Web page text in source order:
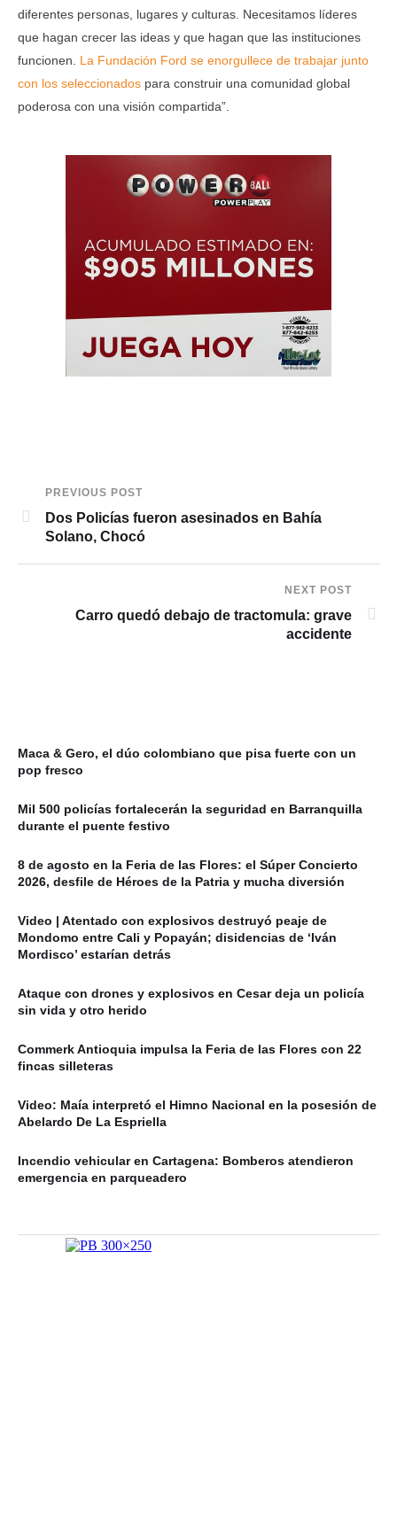
diferentes personas, lugares y culturas. Necesitamos líderes
que hagan crecer las ideas y que hagan que las instituciones
funcionen. La Fundación Ford se enorgullece de trabajar junto
con los seleccionados para construir una comunidad global
poderosa con una visión compartida”.
PREVIOUS POST
Dos Policías fueron asesinados en Bahía
Solano, Chocó
NEXT POST
Carro quedó debajo de tractomula: grave
accidente
Maca & Gero, el dúo colombiano que pisa fuerte con un
pop fresco
Mil 500 policías fortalecerán la seguridad en Barranquilla
durante el puente festivo
8 de agosto en la Feria de las Flores: el Súper Concierto
2026, desfile de Héroes de la Patria y mucha diversión
Video | Atentado con explosivos destruyó peaje de
Mondomo entre Cali y Popayán; disidencias de ‘Iván
Mordisco’ estarían detrás
Ataque con drones y explosivos en Cesar deja un policía
sin vida y otro herido
Commerk Antioquia impulsa la Feria de las Flores con 22
fincas silleteras
Video: Maía interpretó el Himno Nacional en la posesión de
Abelardo De La Espriella
Incendio vehicular en Cartagena: Bomberos atendieron
emergencia en parqueadero